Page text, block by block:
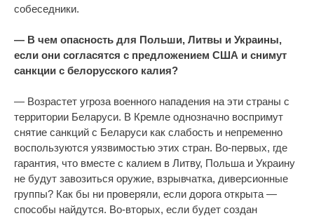
собеседники.
— В чем опасность для Польши, Литвы и Украины,
если они согласятся с предложением США и снимут
санкции с белорусского калия?
— Возрастет угроза военного нападения на эти страны с
территории Беларуси. В Кремле однозначно воспримут
снятие санкций с Беларуси как слабость и непременно
воспользуются уязвимостью этих стран. Во-первых, где
гарантия, что вместе с калием в Литву, Польша и Украину
не будут завозиться оружие, взрывчатка, диверсионные
группы? Как бы ни проверяли, если дорога открыта —
способы найдутся. Во-вторых, если будет создан